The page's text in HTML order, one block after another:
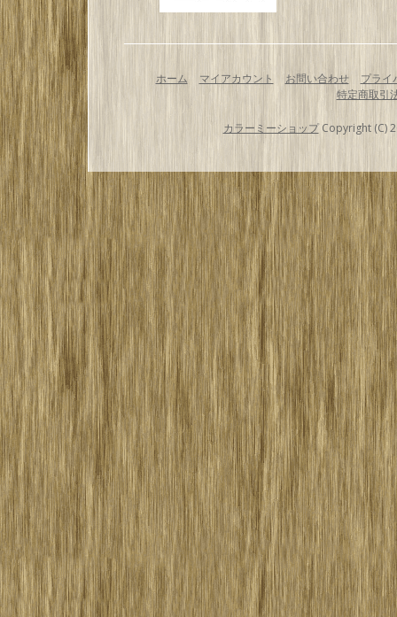
ホーム マイアカウント お問い合わせ
プライ
特定商取引
カラーミーショップCopyright (C)